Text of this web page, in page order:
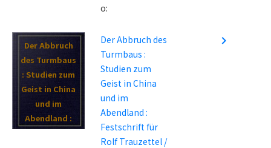
o:
Der Abbruch
des Turmbaus
: Studien zum
Geist in China
und im
Abendland :
Festschrift für
Der Abbruch des
Turmbaus :
Studien zum
Geist in China
und im
Abendland :
Festschrift für
Rolf Trauzettel /
navigate_next